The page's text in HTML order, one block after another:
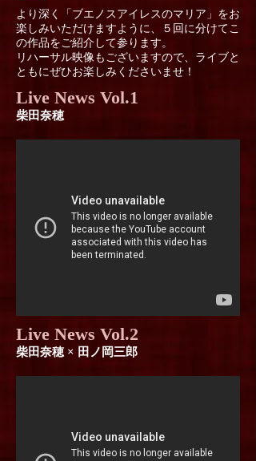
より深く「ブエノスアイレスのマリア」をお
楽しみいただけますように、５回に分けてこ
の作品をご紹介して参ります。
リハーサル映像もございますので、ライブと
ともにぜひお楽しみくださいませ！
Live News Vol.1
柴田奈穂
Live News Vol.2
柴田奈穂 × 田ノ岡三郎